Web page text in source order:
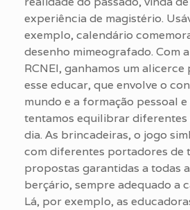
experiência de magistério.
exemplo, calendário
desenho mimeografado. Com
RCNEI, ganhamos um
esse educar, que envolve o
mundo e a formação pessoal
tentamos equilibrar diferentes
dia. As brincadeiras, o jogo
com diferentes portadores de
propostas garantidas a todas
berçário, sempre adequado a
Lá, por exemplo, as